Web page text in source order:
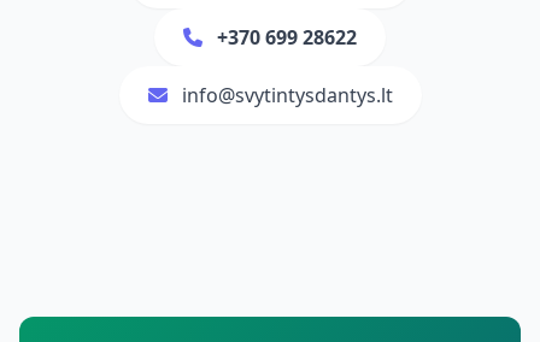
+370 699 28622
info@svytintysdantys.lt